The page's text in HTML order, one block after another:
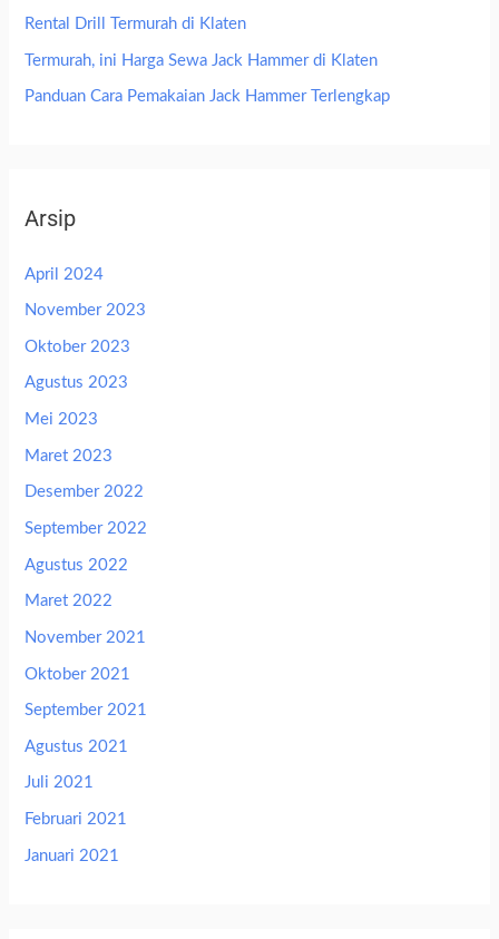
Rental Drill Termurah di Klaten
Termurah, ini Harga Sewa Jack Hammer di Klaten
Panduan Cara Pemakaian Jack Hammer Terlengkap
Arsip
April 2024
November 2023
Oktober 2023
Agustus 2023
Mei 2023
Maret 2023
Desember 2022
September 2022
Agustus 2022
Maret 2022
November 2021
Oktober 2021
September 2021
Agustus 2021
Juli 2021
Februari 2021
Januari 2021